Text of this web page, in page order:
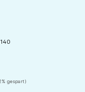
gespart)